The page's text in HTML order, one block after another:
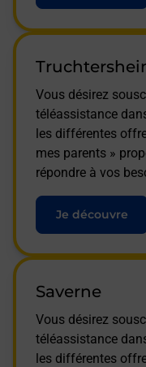
Vous désirez
téléassistance
les différentes
mes parents »
répondre à vos
Je découvre
Saverne
Vous désirez
téléassistance
les différentes